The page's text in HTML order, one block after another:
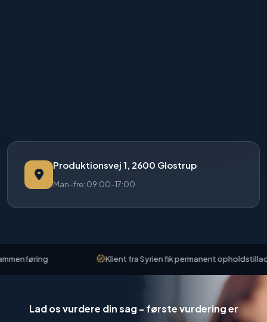
Produktionsvej 1, 2600 Glostrup
Man–fre: 09:00–17:00
Klient fra Syrien fik permanent
Lad os vurdere din sag - første vurdering er